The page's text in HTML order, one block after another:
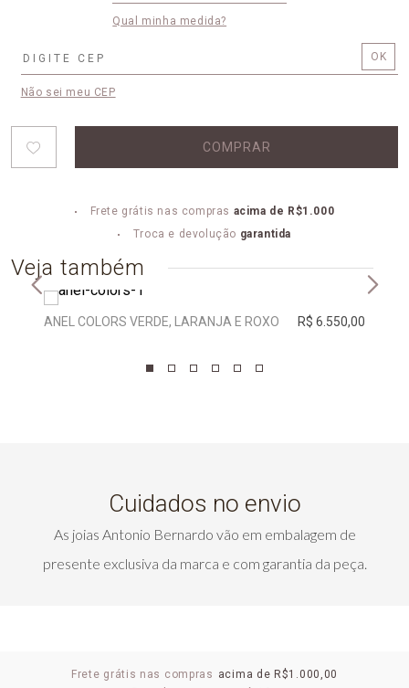
Qual minha medida?
Não sei meu CEP
COMPRAR
Frete grátis nas compras acima de R$1.000
Troca e devolução garantida
Veja também
ANEL COLORS VERDE, LARANJA E ROXO R$ 6.550,00
Cuidados no envio
As joias Antonio Bernardo vão em embalagem de
presente exclusiva da marca e com garantia da peça.
Frete grátis nas compras acima de R$1.000,00